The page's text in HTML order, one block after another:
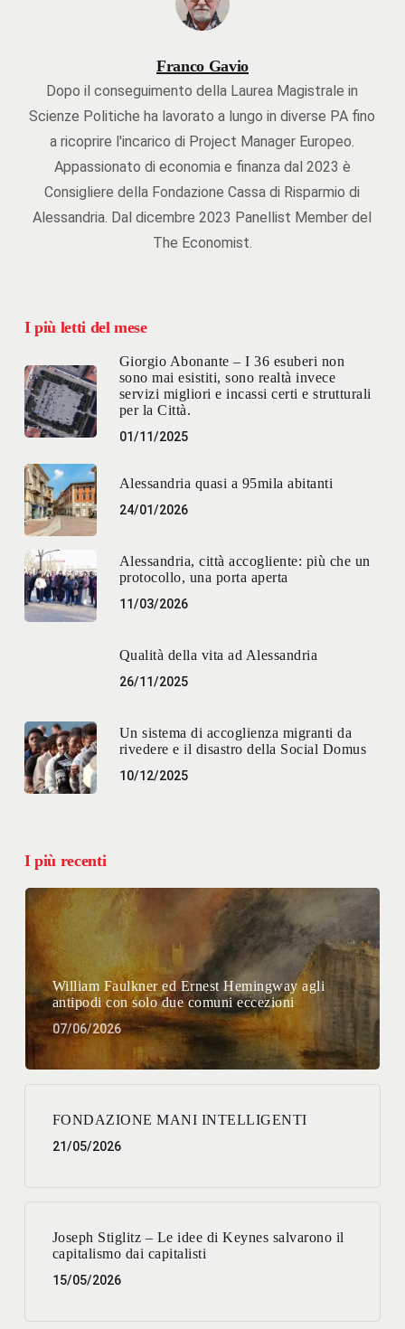
Franco Gavio
Dopo il conseguimento della Laurea Magistrale in
Scienze Politiche ha lavorato a lungo in diverse PA fino
a ricoprire l'incarico di Project Manager Europeo.
Appassionato di economia e finanza dal 2023 è
Consigliere della Fondazione Cassa di Risparmio di
Alessandria. Dal dicembre 2023 Panellist Member del
The Economist.
I più letti del mese
Giorgio Abonante – I 36 esuberi non
sono mai esistiti, sono realtà invece
servizi migliori e incassi certi e strutturali
per la Città.
01/11/2025
Alessandria quasi a 95mila abitanti
24/01/2026
Alessandria, città accogliente: più che un
protocollo, una porta aperta
11/03/2026
Qualità della vita ad Alessandria
26/11/2025
Un sistema di accoglienza migranti da
rivedere e il disastro della Social Domus
10/12/2025
I più recenti
William Faulkner ed Ernest Hemingway agli
antipodi con solo due comuni eccezioni
07/06/2026
FONDAZIONE MANI INTELLIGENTI
21/05/2026
Joseph Stiglitz – Le idee di Keynes salvarono il
capitalismo dai capitalisti
15/05/2026